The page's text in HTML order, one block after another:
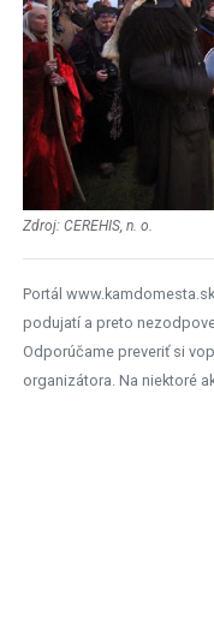
Zdroj: CEREHIS, n. o.
Portál
podujatí a preto
Odporúčame preveriť si
organizátora. Na niektoré